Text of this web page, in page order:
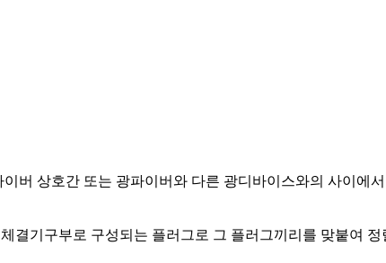
버 상호간 또는 광파이버와 다른 광디바이스와의 사이에
기구부로 구성되는 플러그로 그 플러그끼리를 맞붙여